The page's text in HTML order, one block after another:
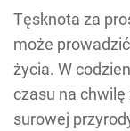
Tęsknota za
może
życia. W
czasu na
surowej